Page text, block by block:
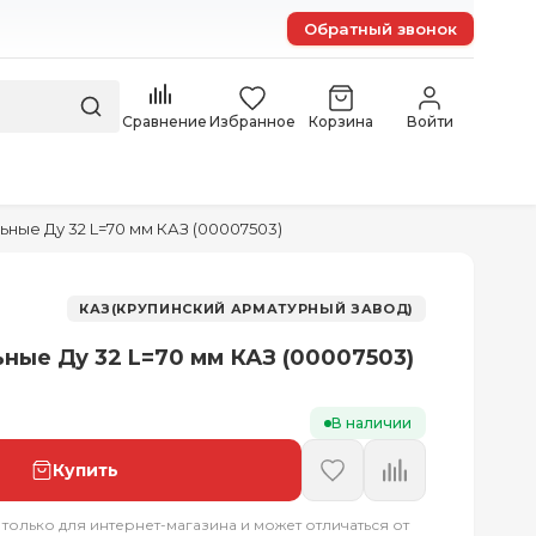
Обратный звонок
Сравнение Избранное Корзина Войти
Ду 32 L=70 мм КАЗ (00007503)
КАЗ(КРУПИНСКИЙ АРМАТУРНЫЙ ЗАВОД)
Ду 32 L=70 мм КАЗ (00007503)
В наличии
Купить
для интернет-магазина и может отличаться от